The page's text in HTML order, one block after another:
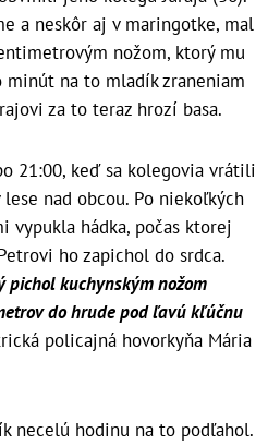
a neskôr aj v maringotke, mal
nožom, ktorý mu
na to mladík zraneniam
za to teraz hrozí basa.
21:00, keď sa kolegovia vrátili
nad obcou. Po niekoľkých
vypukla hádka, počas ktorej
ho zapichol do srdca.
pichol kuchynským nožom
do hrude pod ľavú kľúčnu
policajná hovorkyňa Mária
necelú hodinu na to podľahol.